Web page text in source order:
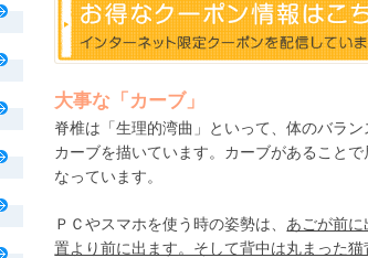
大事な「カーブ」
脊椎は「生理的湾曲」といって、体のバラ
カーブを描いています。カーブがあること
なっています。
ＰＣやスマホを使う時の姿勢は、 あごが前
置より前に出ます。そして背中は丸まった猫